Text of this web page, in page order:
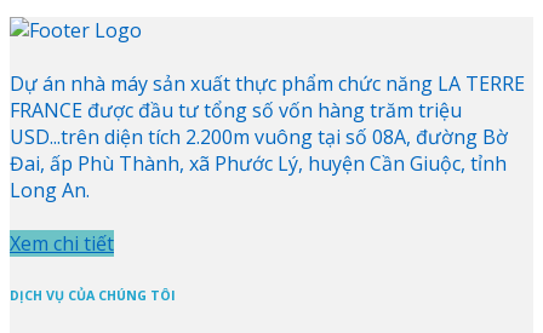
Dự án nhà máy sản xuất thực phẩm chức năng LA TERRE
FRANCE được đầu tư tổng số vốn hàng trăm triệu
USD...trên diện tích 2.200m vuông tại số 08A, đường Bờ
Đai, ấp Phù Thành, xã Phước Lý, huyện Cần Giuộc, tỉnh
Long An.
Xem chi tiết
DỊCH VỤ CỦA CHÚNG TÔI